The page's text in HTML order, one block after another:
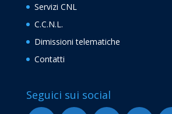
Servizi CNL
C.C.N.L.
Dimissioni telematiche
Contatti
Seguici sui social